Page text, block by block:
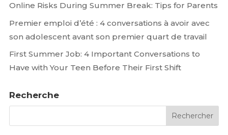
Online Risks During Summer Break: Tips for Parents
Premier emploi d’été : 4 conversations à avoir avec
son adolescent avant son premier quart de travail
First Summer Job: 4 Important Conversations to
Have with Your Teen Before Their First Shift
Recherche